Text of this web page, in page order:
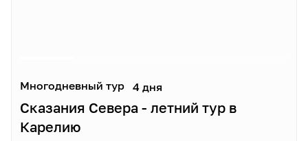
Многодневный тур 4 дня
Сказания Севера - летний тур в
Карелию